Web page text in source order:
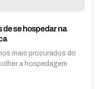
de se hospedar na
mais procurados do
a hospedagem